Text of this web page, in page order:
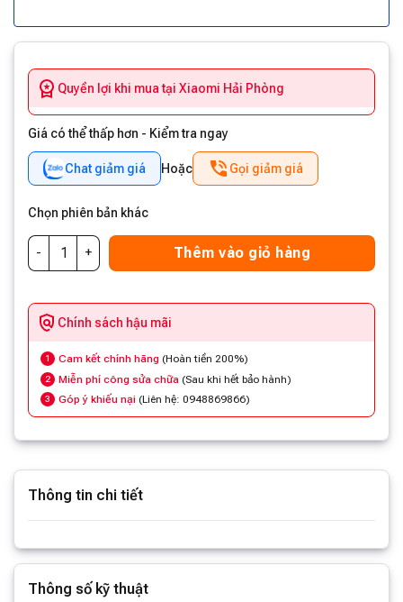
Quyền lợi khi mua tại Xiaomi Hải Phòng
Giá có thể thấp hơn - Kiểm tra ngay
Chat giảm giá Hoặc Gọi giảm giá
Chọn phiên bản khác
Thêm vào giỏ hàng
Chính sách hậu mãi
1 Cam kết chính hãng (Hoàn tiền 200%)
2 Miễn phí công sửa chữa (Sau khi hết bảo hành)
3 Góp ý khiếu nại (Liên hệ: 0948869866)
Thông tin chi tiết
Thông số kỹ thuật